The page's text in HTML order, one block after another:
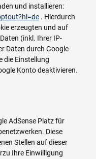
und installieren:
. Hierdurch
erzeugten und auf
(inkl. Ihrer IP-
Daten durch Google
die Einstellung
Konto deaktivieren.
AdSense Platz für
Diese
Stellen auf dieser
Ihre Einwilligung